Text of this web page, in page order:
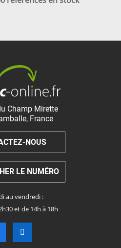
Champ Mirette
, France
NOUS
LE NUMÉRO
au vendredi :
et de 14h à 18h